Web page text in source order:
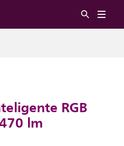
RGB
lm